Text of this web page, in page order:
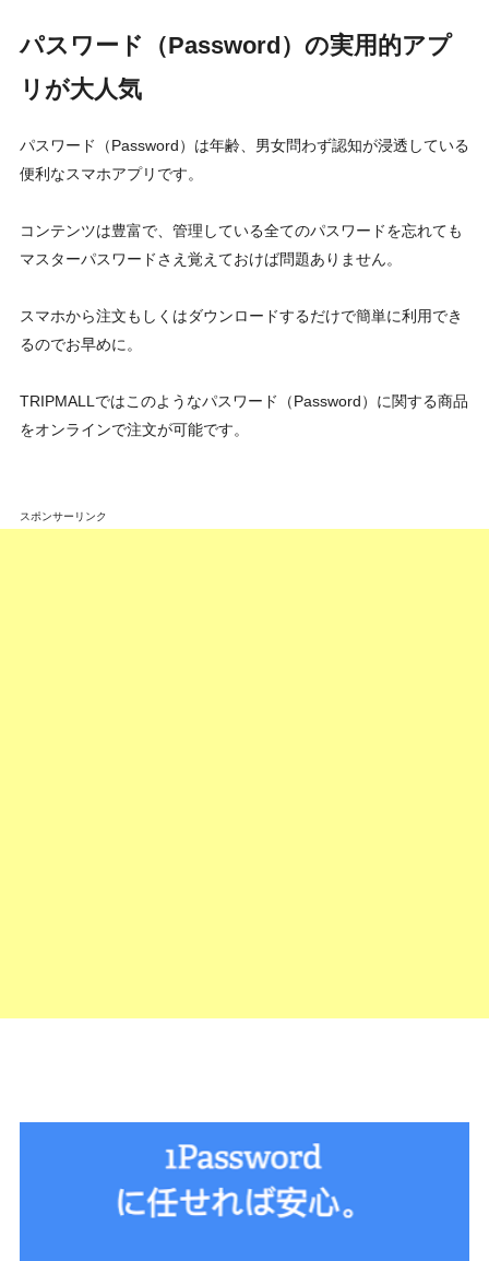
パスワード（Password）の実用的アプ
リが大人気
パスワード（Password）は年齢、男女問わず認知が浸透している
便利なスマホアプリです。
コンテンツは豊富で、管理している全てのパスワードを忘れても
マスターパスワードさえ覚えておけば問題ありません。
スマホから注文もしくはダウンロードするだけで簡単に利用でき
るのでお早めに。
TRIPMALLではこのようなパスワード（Password）に関する商品
をオンラインで注文が可能です。
スポンサーリンク